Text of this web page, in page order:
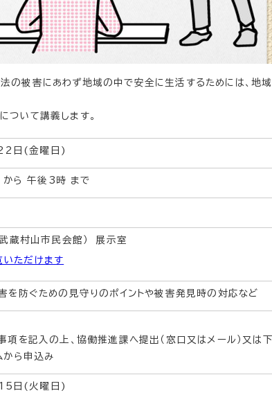
の被害にあわず地域の中で安全に生活するためには、地域
ついて講義します。
日(金曜日)
ら 午後3時 まで
武蔵村山市民会館） 展示室
いただけます
を防ぐための見守りのポイントや被害発見時の対応など
項を記入の上、協働推進課へ提出（窓口又はメール）又は下
から申込み
日(火曜日)